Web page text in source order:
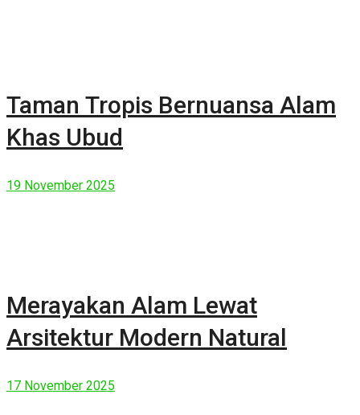
Taman Tropis Bernuansa Alam
Khas Ubud
19 November 2025
Merayakan Alam Lewat
Arsitektur Modern Natural
17 November 2025